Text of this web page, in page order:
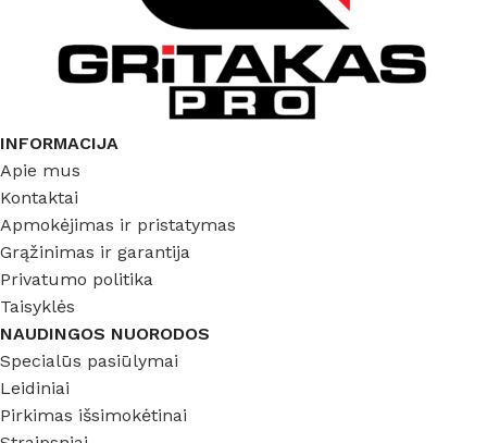
INFORMACIJA
Apie mus
Kontaktai
Apmokėjimas ir pristatymas
Grąžinimas ir garantija
Privatumo politika
Taisyklės
NAUDINGOS NUORODOS
Specialūs pasiūlymai
Leidiniai
Pirkimas išsimokėtinai